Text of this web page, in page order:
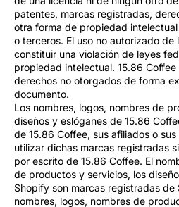
patentes, marcas registradas,
otra forma de propiedad
o terceros. El uso no autorizado de
constituir una violación de leyes
propiedad intelectual. 15.86
derechos no otorgados de forma
documento.
Los nombres, logos, nombres de
diseños y eslóganes de 15.86
de 15.86 Coffee, sus afiliados o
utilizar dichas marcas registradas
por escrito de 15.86 Coffee. El
de productos y servicios, los
Shopify son marcas registradas de
nombres, logos, nombres de